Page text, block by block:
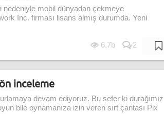
nedeniyle mobil dünyadan çekmeye
Inc. firması lisans almış durumda. Yeni
6,7b 2
inceleme
devam ediyoruz. Bu sefer ki durağımız
bile oynamanıza izin veren sırt çantası Pix